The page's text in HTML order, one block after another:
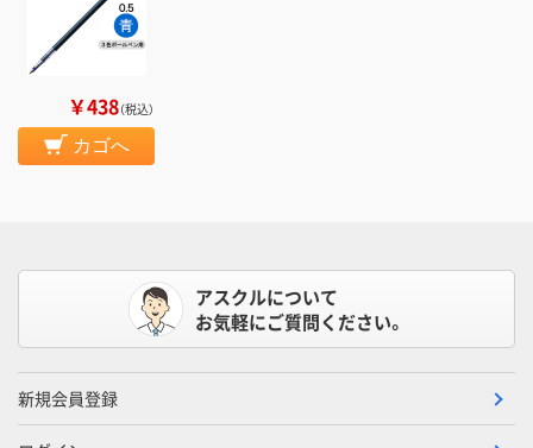
￥438（税込）
カゴへ
アスクルについて
お気軽にご質問ください。
新規会員登録